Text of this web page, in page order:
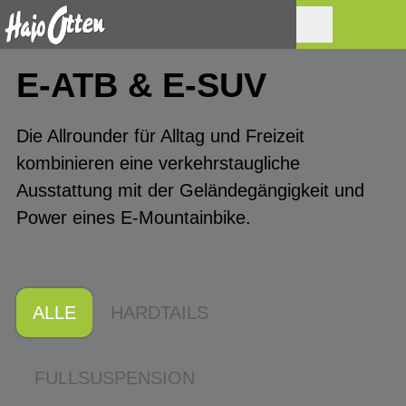
E-ATB & E-SUV
Die Allrounder für Alltag und Freizeit
kombinieren eine verkehrstaugliche
Ausstattung mit der Geländegängigkeit und
Power eines E-Mountainbike.
ALLE HARDTAILS
FULLSUSPENSION